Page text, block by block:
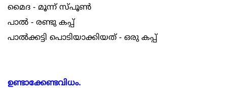
മൈദ - മൂന്ന് സ്പൂണ്‍
പാല്‍ - രണ്ടു കപ്പ്
പാല്‍ക്കട്ടി പൊടിയാക്കിയത് - ഒരു കപ്പ്
ഉണ്ടാക്കേണ്ടവിധം.